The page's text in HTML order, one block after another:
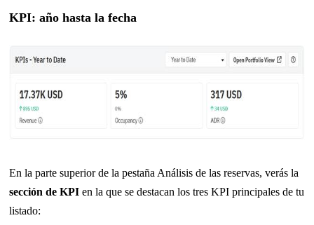
KPI: año hasta la fecha
En la parte superior de la pestaña Análisis de las reservas, verás la
sección de KPIen la que se destacan los tres KPI principales de tu
listado: